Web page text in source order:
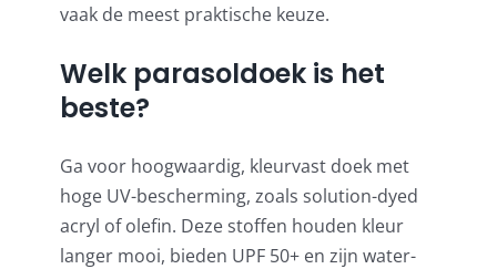
vaak de meest praktische keuze.
Welk parasoldoek is het
beste?
Ga voor hoogwaardig, kleurvast doek met
hoge UV-bescherming, zoals solution-dyed
acryl of olefin. Deze stoffen houden kleur
langer mooi, bieden UPF 50+ en zijn water-